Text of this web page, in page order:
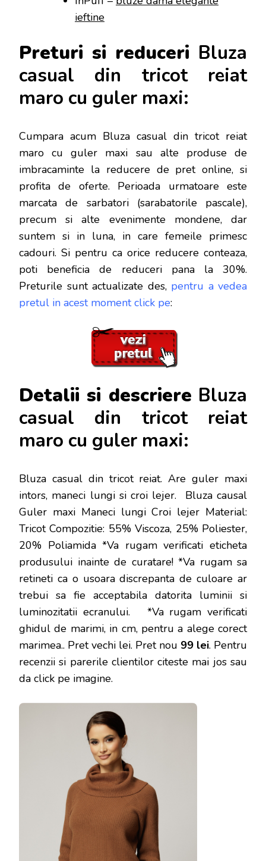
ieftine
Preturi si reduceri Bluza
casual din tricot reiat
maro cu guler maxi:
Cumpara acum Bluza casual din tricot reiat
maro cu guler maxi sau alte produse de
imbracaminte la reducere de pret online, si
profita de oferte. Perioada urmatoare este
marcata de sarbatori (sarabatorile pascale),
precum si alte evenimente mondene, dar
suntem si in luna, in care femeile primesc
cadouri. Si pentru ca orice reducere conteaza,
poti beneficia de reduceri pana la 30%.
Preturile sunt actualizate des, pentru a vedea
pretul in acest moment click pe:
Detalii si descriere Bluza
casual din tricot reiat
maro cu guler maxi:
Bluza casual din tricot reiat. Are guler maxi
intors, maneci lungi si croi lejer. Bluza causal
Guler maxi Maneci lungi Croi lejer Material:
Tricot Compozitie: 55% Viscoza, 25% Poliester,
20% Poliamida *Va rugam verificati eticheta
produsului inainte de curatare! *Va rugam sa
retineti ca o usoara discrepanta de culoare ar
trebui sa fie acceptabila datorita luminii si
luminozitatii ecranului. *Va rugam verificati
ghidul de marimi, in cm, pentru a alege corect
marimea.. Pret vechi lei. Pret nou 99 lei. Pentru
recenzii si parerile clientilor citeste mai jos sau
da click pe imagine.